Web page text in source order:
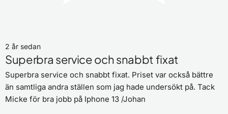
2 år sedan
Superbra service och snabbt fixat
Superbra service och snabbt fixat. Priset var också bättre
än samtliga andra ställen som jag hade undersökt på. Tack
Micke för bra jobb på Iphone 13 /Johan